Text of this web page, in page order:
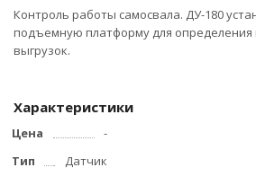
Контроль работы самосвала. ДУ-180
подъемную платформу для определения
выгрузок.
Характеристики
Цена
-
Тип
Датчик